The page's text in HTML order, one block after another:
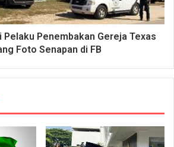
Penembakan Gereja Texas
Foto Senapan di FB